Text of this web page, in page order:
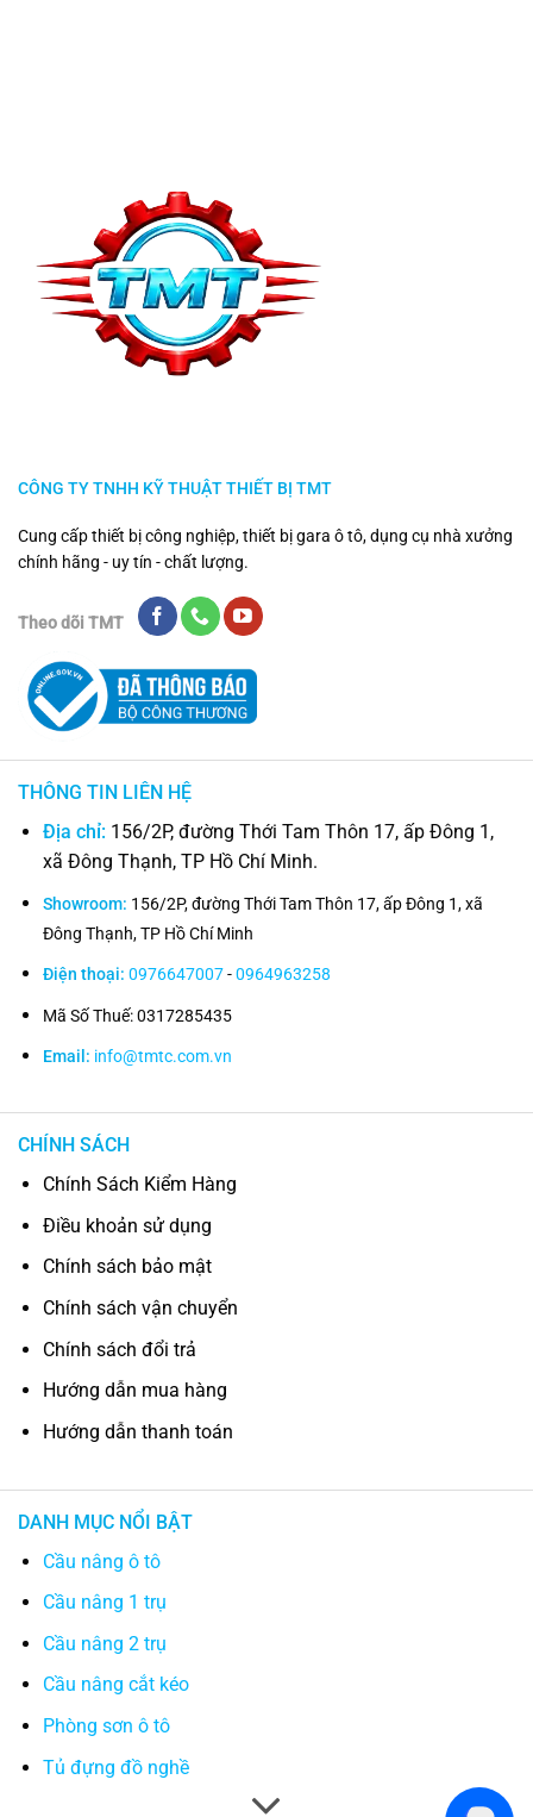
CÔNG TY TNHH KỸ THUẬT THIẾT BỊ TMT
Cung cấp thiết bị công nghiệp, thiết bị gara ô tô, dụng cụ nhà xưởng
chính hãng - uy tín - chất lượng.
Theo dõi TMT
THÔNG TIN LIÊN HỆ
Địa chỉ: 156/2P, đường Thới Tam Thôn 17, ấp Đông 1,
xã Đông Thạnh, TP Hồ Chí Minh.
Showroom: 156/2P, đường Thới Tam Thôn 17, ấp Đông 1, xã
Đông Thạnh, TP Hồ Chí Minh
Điện thoại: 0976647007-0964963258
Mã Số Thuế: 0317285435
Email: info@tmtc.com.vn
CHÍNH SÁCH
Chính Sách Kiểm Hàng
Điều khoản sử dụng
Chính sách bảo mật
Chính sách vận chuyển
Chính sách đổi trả
Hướng dẫn mua hàng
Hướng dẫn thanh toán
DANH MỤC NỔI BẬT
Cầu nâng ô tô
Cầu nâng 1 trụ
Cầu nâng 2 trụ
Cầu nâng cắt kéo
Phòng sơn ô tô
Tủ đựng đồ nghề